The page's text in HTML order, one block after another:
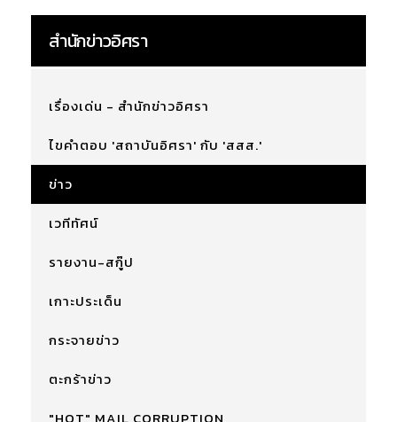
สำนักข่าวอิศรา
เรื่องเด่น - สำนักข่าวอิศรา
ไขคำตอบ 'สถาบันอิศรา' กับ 'สสส.'
ข่าว
เวทีทัศน์
รายงาน-สกู๊ป
เกาะประเด็น
กระจายข่าว
ตะกร้าข่าว